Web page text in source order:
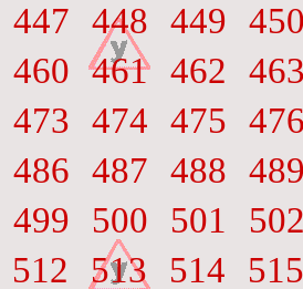
447 448 449
460 461 462
473 474 475
486 487 488
499 500 501
512 513 514
515